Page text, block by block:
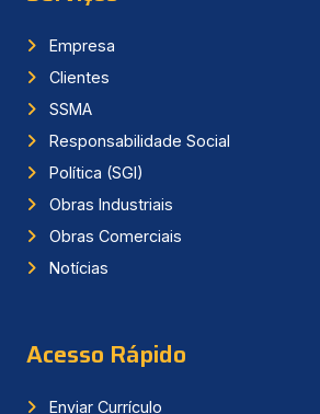
Empresa
Clientes
SSMA
Responsabilidade Social
Política (SGI)
Obras Industriais
Obras Comerciais
Notícias
Acesso Rápido
Enviar Currículo